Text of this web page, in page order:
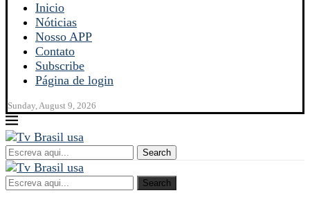
Inicio
Nóticias
Nosso APP
Contato
Subscribe
Página de login
Sunday, August 9, 2026
Search
Search